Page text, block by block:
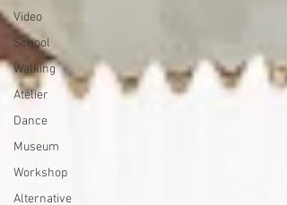
Video
School
Walking
Atelier
Dance
Museum
Workshop
Alternative